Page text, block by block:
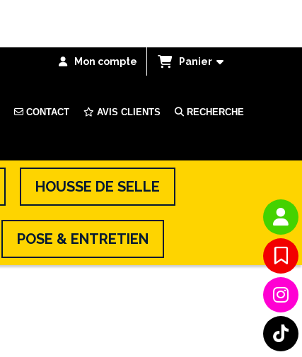
Mon compte Panier
CONTACT AVIS CLIENTS RECHERCHE
HOUSSE DE SELLE
POSE & ENTRETIEN